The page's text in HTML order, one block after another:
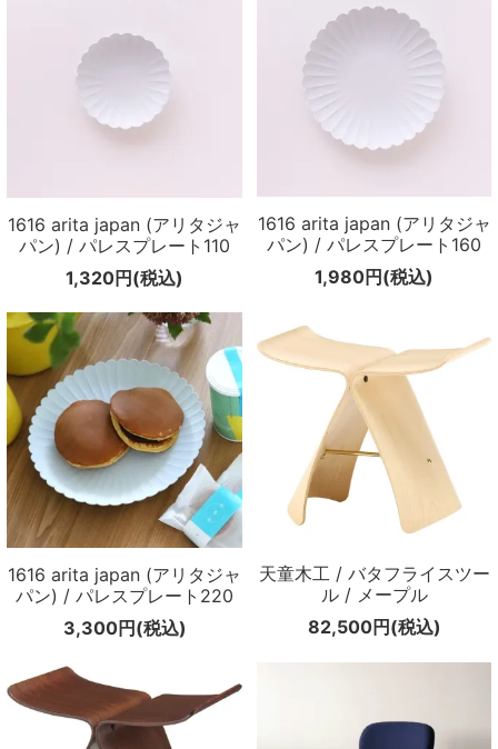
1616 arita japan (アリタジャ
パン) / パレスプレート110
1,320円(税込)
1616 arita japan (アリタジャ
パン) / パレスプレート160
1,980円(税込)
1616 arita japan (アリタジャ
パン) / パレスプレート220
3,300円(税込)
天童木工 / バタフライスツー
ル / メープル
82,500円(税込)